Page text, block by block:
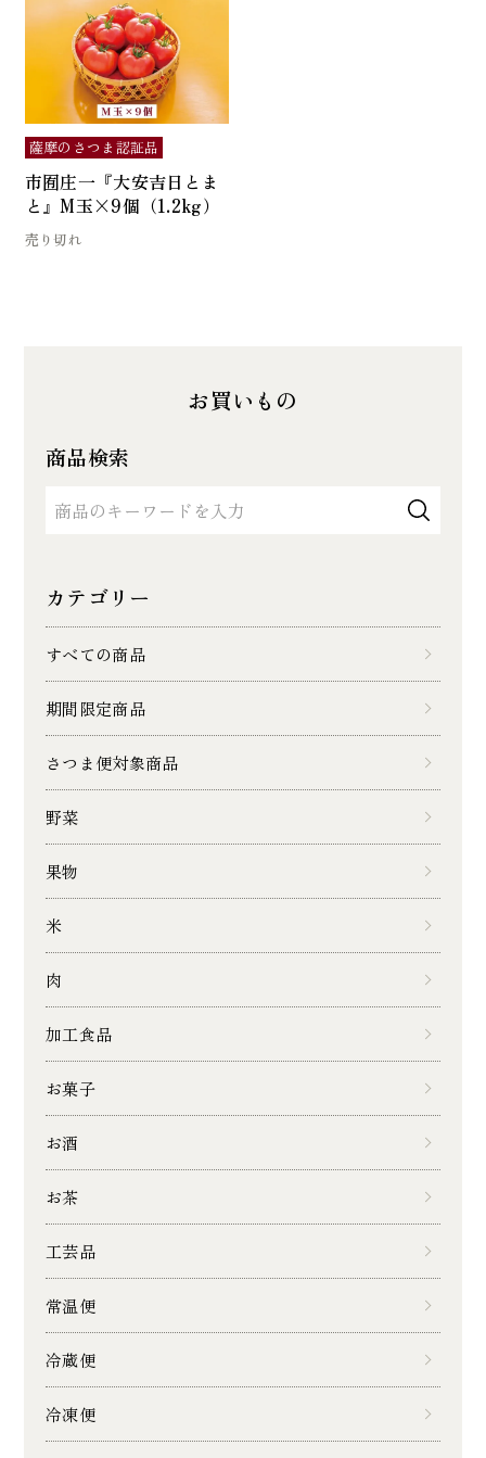
薩摩のさつま認証品
市囿庄一『大安吉日とま
と』M玉×9個（1.2kg）
売り切れ
お買いもの
商品検索
カテゴリー
すべての商品
期間限定商品
さつま便対象商品
野菜
果物
米
肉
加工食品
お菓子
お酒
お茶
工芸品
常温便
冷蔵便
冷凍便